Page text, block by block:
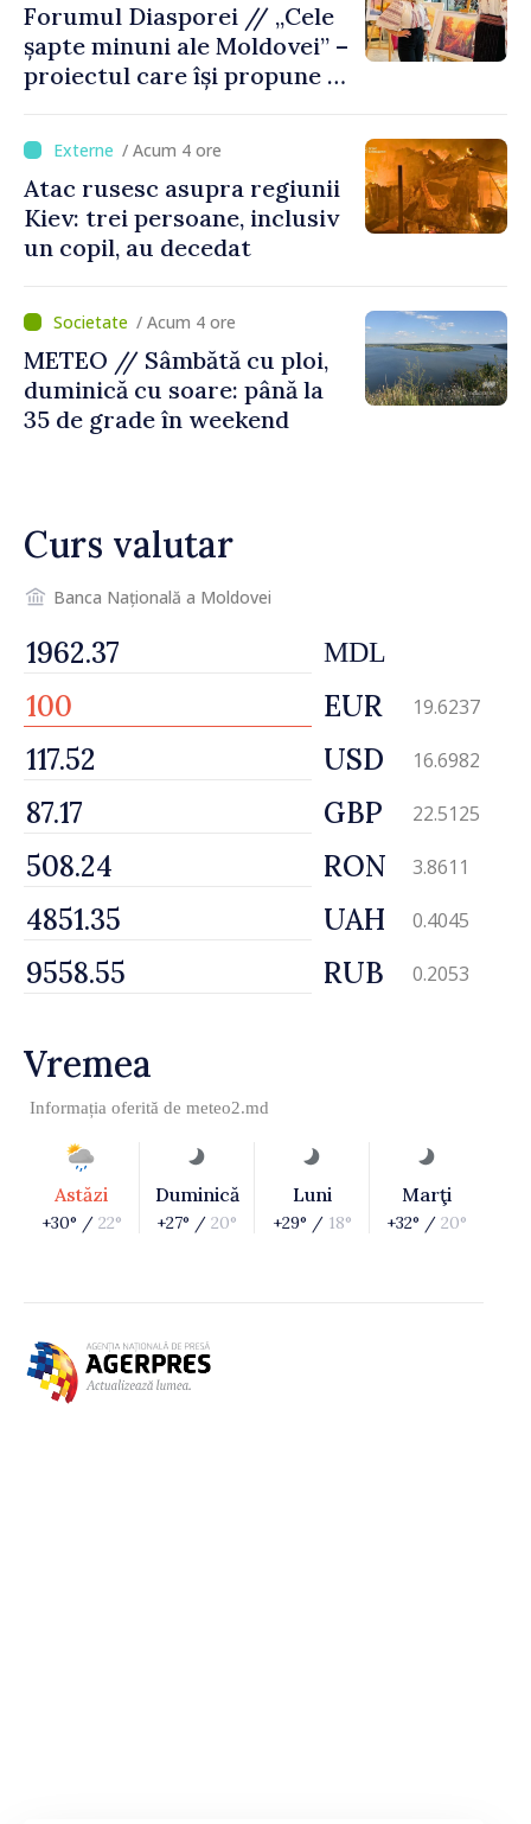
Forumul Diasporei // „Cele
șapte minuni ale Moldovei” –
proiectul care își propune să
de țara de origine
/ Acum 4 ore
Atac rusesc asupra regiunii
Kiev: trei persoane, inclusiv
un copil, au decedat
/ Acum 4 ore
METEO // Sâmbătă cu ploi,
duminică cu soare: până la
35 de grade în weekend
Curs valutar
Banca Națională a Moldovei
MDL
EUR 19.6237
USD 16.6982
GBP 22.5125
RON 3.8611
UAH 0.4045
RUB 0.2053
Vremea
Informația oferită de meteo2.md
Astăzi
+30° / 22°
Duminică
+27° / 20°
Luni
+29° / 18°
Marţi
+32° / 20°